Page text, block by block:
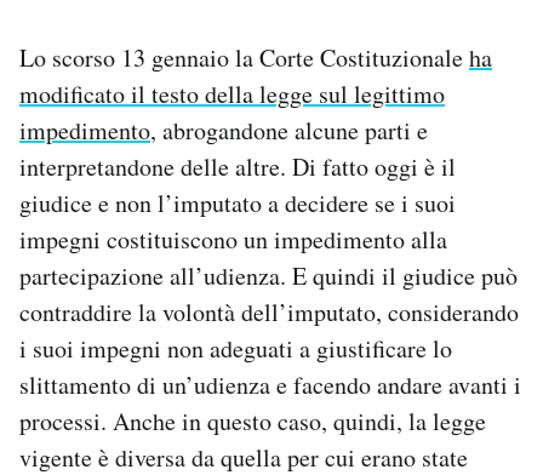
Lo scorso 13 gennaio la Corte Costituzionaleha
modificato il testo della legge sul legittimo
impedimento, abrogandone alcune parti e
interpretandone delle altre. Di fatto oggi è il
giudice e non l’imputato a decidere se i suoi
impegni costituiscono un impedimento alla
partecipazione all’udienza. E quindi il giudice può
contraddire la volontà dell’imputato, considerando
i suoi impegni non adeguati a giustificare lo
slittamento di un’udienza e facendo andare avanti i
processi. Anche in questo caso, quindi, la legge
vigente è diversa da quella per cui erano state